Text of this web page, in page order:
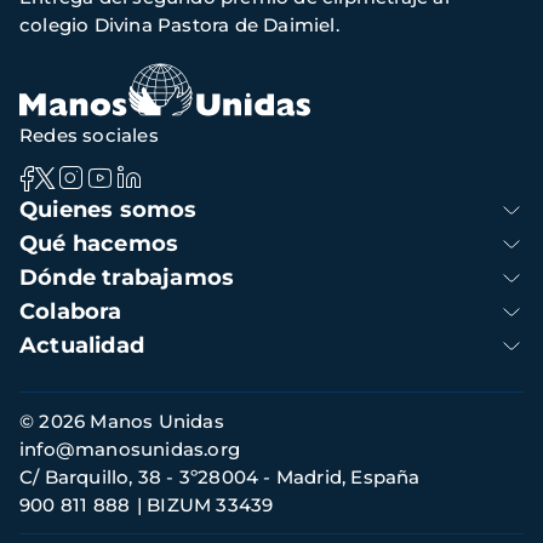
navegación
colegio Divina Pastora de Daimiel.
Navegación
principal
Quienes somos
Qué hacemos
Dónde trabajamos
Colabora
Actualidad
Redes sociales
Información
de
contacto
© 2026 Manos Unidas
C/ Barquillo, 38 - 3º28004 - Madrid, España
900 811 888
BIZUM 33439
info@manosunidas.org